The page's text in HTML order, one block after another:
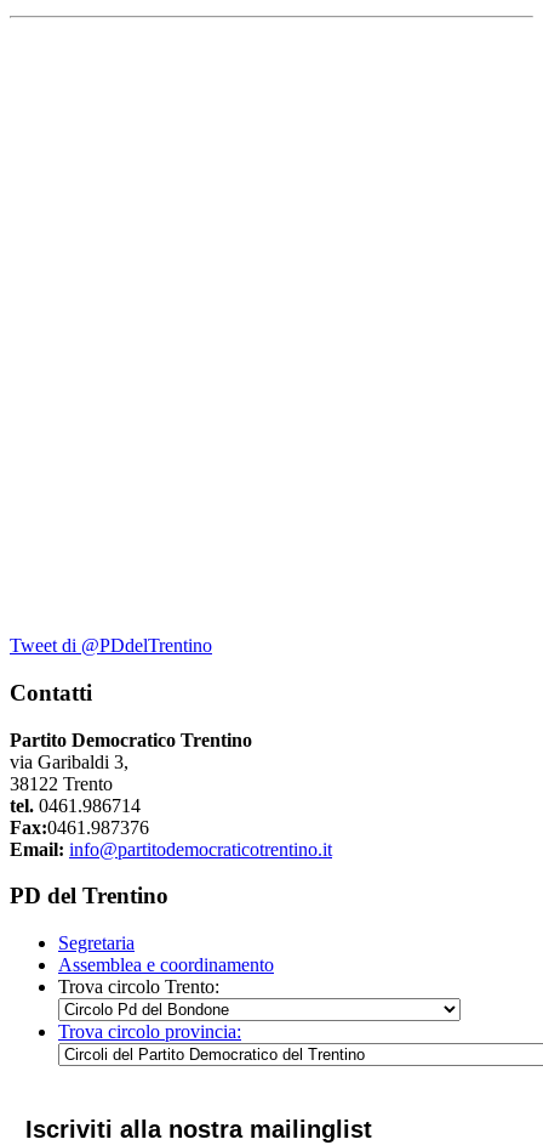
Tweet di @PDdelTrentino
Contatti
Partito Democratico Trentino
via Garibaldi 3,
38122 Trento
tel. 0461.986714
Fax:0461.987376
Email: info@partitodemocraticotrentino.it
PD del Trentino
Segretaria
Assemblea e coordinamento
Trova circolo Trento:
Trova circolo provincia:
Iscriviti alla nostra mailinglist